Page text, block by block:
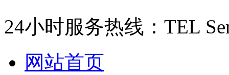
24小时服务热线： TEL
网站首页